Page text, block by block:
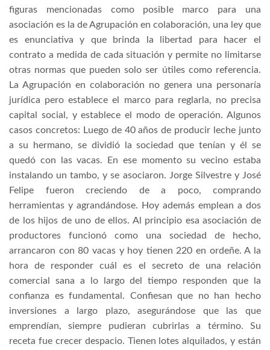
figuras mencionadas como posible marco para una
asociación es la de Agrupación en colaboración, una ley que
es enunciativa y que brinda la libertad para hacer el
contrato a medida de cada situación y permite no limitarse
otras normas que pueden solo ser útiles como referencia.
La Agrupación en colaboración no genera una personaría
jurídica pero establece el marco para reglarla, no precisa
capital social, y establece el modo de operación. Algunos
casos concretos: Luego de 40 años de producir leche junto
a su hermano, se dividió la sociedad que tenían y él se
quedó con las vacas. En ese momento su vecino estaba
instalando un tambo, y se asociaron. Jorge Silvestre y José
Felipe fueron creciendo de a poco, comprando
herramientas y agrandándose. Hoy además emplean a dos
de los hijos de uno de ellos. Al principio esa asociación de
productores funcionó como una sociedad de hecho,
arrancaron con 80 vacas y hoy tienen 220 en ordeñe. A la
hora de responder cuál es el secreto de una relación
comercial sana a lo largo del tiempo responden que la
confianza es fundamental. Confiesan que no han hecho
inversiones a largo plazo, asegurándose que las que
emprendían, siempre pudieran cubrirlas a término. Su
receta fue crecer despacio. Tienen lotes alquilados, y están